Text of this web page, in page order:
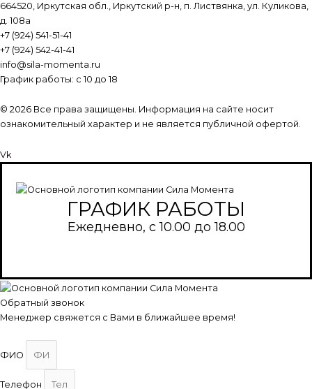
664520, Иркутская обл., Иркутский р-н, п. Листвянка, ул. Куликова,
д. 108а
+7 (924) 541-51-41
+7 (924) 542-41-41
info@sila-momenta.ru
График работы: с 10 до 18
© 2026 Все права защищены. Информация на сайте носит
ознакомительный характер и не является публичной офертой.
Vk
ГРАФИК РАБОТЫ
Ежедневно, с 10.00 до 18.00
Обратный звонок
Менеджер свяжется с Вами в ближайшее время!
ФИО
Телефон